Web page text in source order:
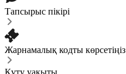
Тапсырыс пікірі
Жарнамалық кодты көрсетіңіз
Күту уақыты